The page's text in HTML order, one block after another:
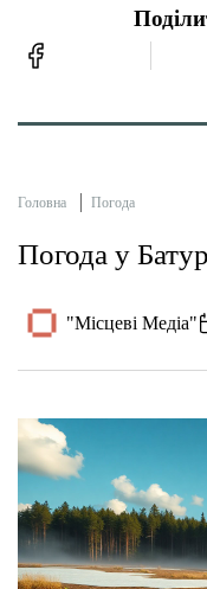
Головна Погода
Погода у
"Місцеві Медіа"